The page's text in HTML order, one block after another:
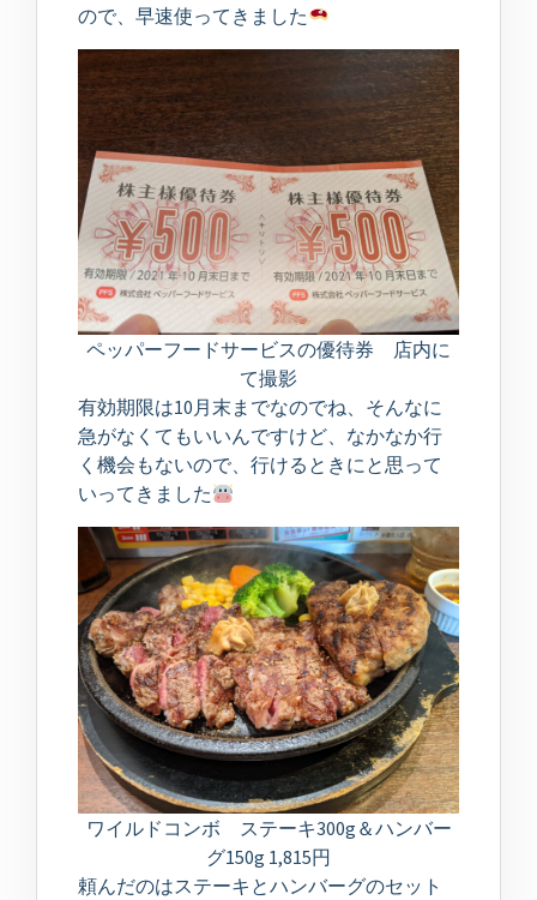
ので、早速使ってきました
ペッパーフードサービスの優待券 店内に
て撮影
有効期限は10月末までなのでね、そんなに
急がなくてもいいんですけど、なかなか行
く機会もないので、行けるときにと思って
いってきました
ワイルドコンボ ステーキ300g＆ハンバー
グ150g 1,815円
頼んだのはステーキとハンバーグのセット